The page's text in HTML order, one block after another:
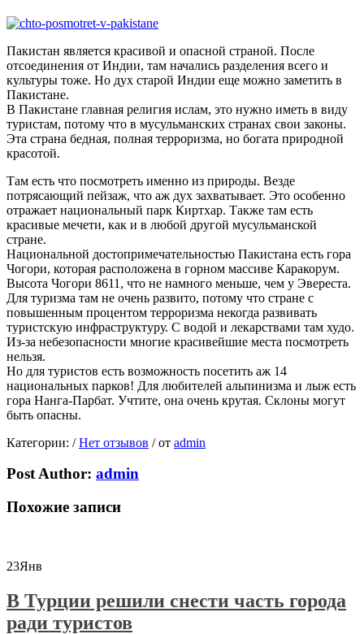
Пакистан является красивой и опасной страной. После
отсоединения от Индии, там начались разделения всего и
культуры тоже. Но дух старой Индии еще можно заметить в
Пакистане.
В Пакистане главная религия ислам, это нужно иметь в виду
туристам, потому что в мусульманских странах свои законы.
Эта страна бедная, полная терроризма, но богата природной
красотой.
Там есть что посмотреть именно из природы. Везде
потрясающий пейзаж, что аж дух захватывает. Это особенно
отражает национальный парк Киртхар. Также там есть
красивые мечети, как и в любой другой мусульманской
стране.
Национальной достопримечательностью Пакистана есть гора
Чогори, которая расположена в горном массиве Каракорум.
Высота Чогори 8611, что не намного меньше, чем у Эвереста.
Для туризма там не очень развито, потому что стране с
повышенным процентом терроризма некогда развивать
туристскую инфраструктуру. С водой и лекарствами там худо.
Из-за небезопасности многие красивейшие места посмотреть
нельзя.
Но для туристов есть возможность посетить аж 14
национальных парков! Для любителей альпинизма и лыж есть
гора Нанга-Парбат. Учтите, она очень крутая. Склоны могут
быть опасны.
Категории: / Нет отзывов /от admin
Post Author: admin
Похожие записи
23Янв
В Турции решили снести часть города
ради туристов